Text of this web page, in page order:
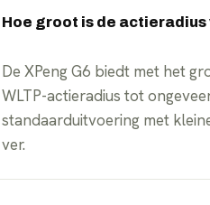
Hoe groot is de actieradius
De XPeng G6 biedt met het
WLTP-actieradius tot
standaarduitvoering met
ver.